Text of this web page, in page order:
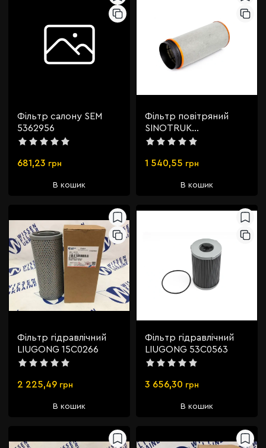
Фільтр салону SEM
5362956
681,23 грн
В кошик
Фільтр повітряний
SINOTRUK
WG9725190103
1 540,55 грн
В кошик
Фільтр гідравлічний
LIUGONG 15C0266
2 225,49 грн
В кошик
Фільтр гідравлічний
LIUGONG 53C0563
3 656,30 грн
В кошик